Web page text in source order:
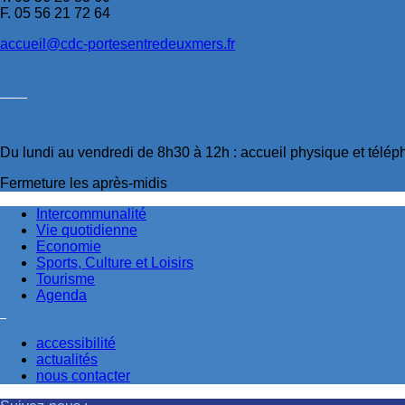
F. 05 56 21 72 64
accueil@cdc-portesentredeuxmers.fr
Du lundi au vendredi de 8h30 à 12h : accueil physique et
Fermeture les après-midis
Intercommunalité
Vie quotidienne
Economie
Sports, Culture et Loisirs
Tourisme
Agenda
accessibilité
actualités
nous contacter